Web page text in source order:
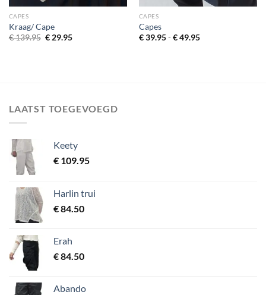
CAPES
Kraag/ Cape
€139.95 Oorspronkelijke
€29.95Huidige
CAPES
Capes
€39.95 - €49.95Prijsklasse:
LAATST TOEGEVOEGD
Keety
€ 109.95
Harlin trui
€84.50
Erah
€84.50
Abando